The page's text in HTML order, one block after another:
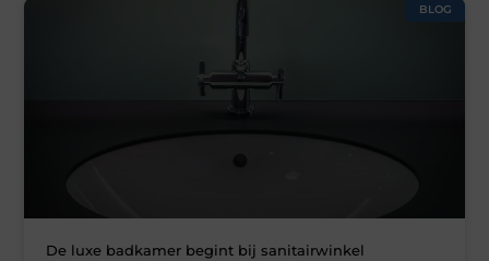
BLOG
De luxe badkamer begint bij sanitairwinkel